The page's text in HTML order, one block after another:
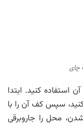
چای
استفاده کنید. ابتدا
سپس کف آن را با
محل را جاروبرقی